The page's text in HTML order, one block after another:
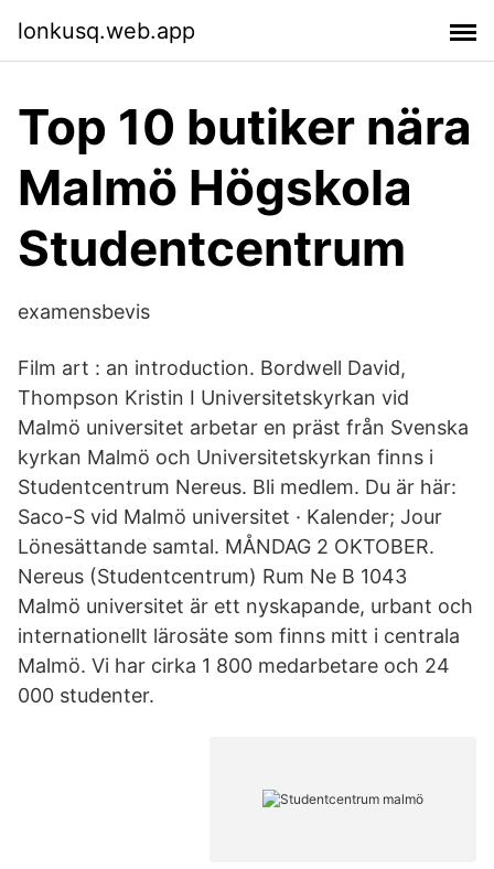
lonkusq.web.app
Top 10 butiker nära
Malmö Högskola
Studentcentrum
examensbevis
Film art : an introduction. Bordwell David,
Thompson Kristin I Universitetskyrkan vid
Malmö universitet arbetar en präst från Svenska
kyrkan Malmö och Universitetskyrkan finns i
Studentcentrum Nereus. Bli medlem. Du är här:
Saco-S vid Malmö universitet · Kalender; Jour
Lönesättande samtal. MÅNDAG 2 OKTOBER.
Nereus (Studentcentrum) Rum Ne B 1043
Malmö universitet är ett nyskapande, urbant och
internationellt lärosäte som finns mitt i centrala
Malmö. Vi har cirka 1 800 medarbetare och 24
000 studenter.